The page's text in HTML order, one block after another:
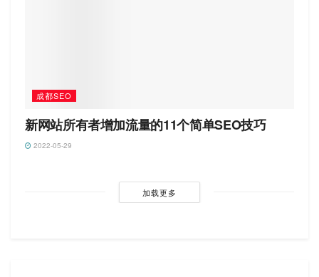
成都SEO
新网站所有者增加流量的11个简单SEO技巧
2022-05-29
加载更多